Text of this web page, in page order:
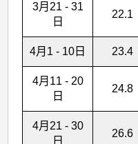
3月21 - 31
日
22.1
4月1 - 10日 23.4
4月11 - 20
日
24.8
4月21 - 30
日
26.6